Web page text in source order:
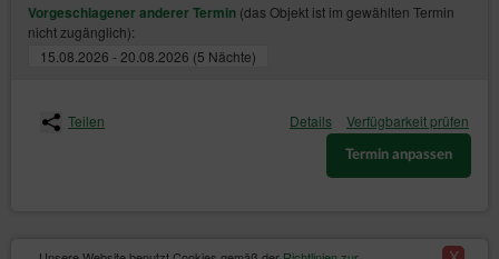
Vorgeschlagener anderer Termin (das Objekt ist im gewählten Termin
nicht zugänglich):
15.08.2026 - 20.08.2026 (5 Nächte)
Teilen Details Verfügbarkeit prüfen
Termin anpassen